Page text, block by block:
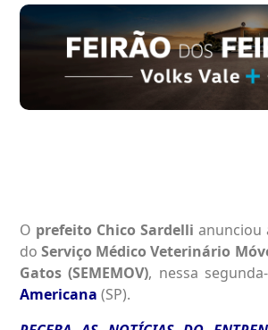
O prefeito Chico Sardelli anunciou
doServiço Médico Veterinário
Gatos (SEMEMOV), nessa
Americana (SP).